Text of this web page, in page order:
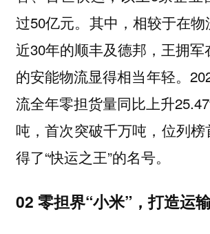
过50亿元。其中，相较于在物
近30年的顺丰及德邦，王拥军
的安能物流显得相当年轻。
流全年零担货量同比上升
吨，首次突破千万吨，位列
得了“快运之王”的名号。
02 零担界“小米”，打造运